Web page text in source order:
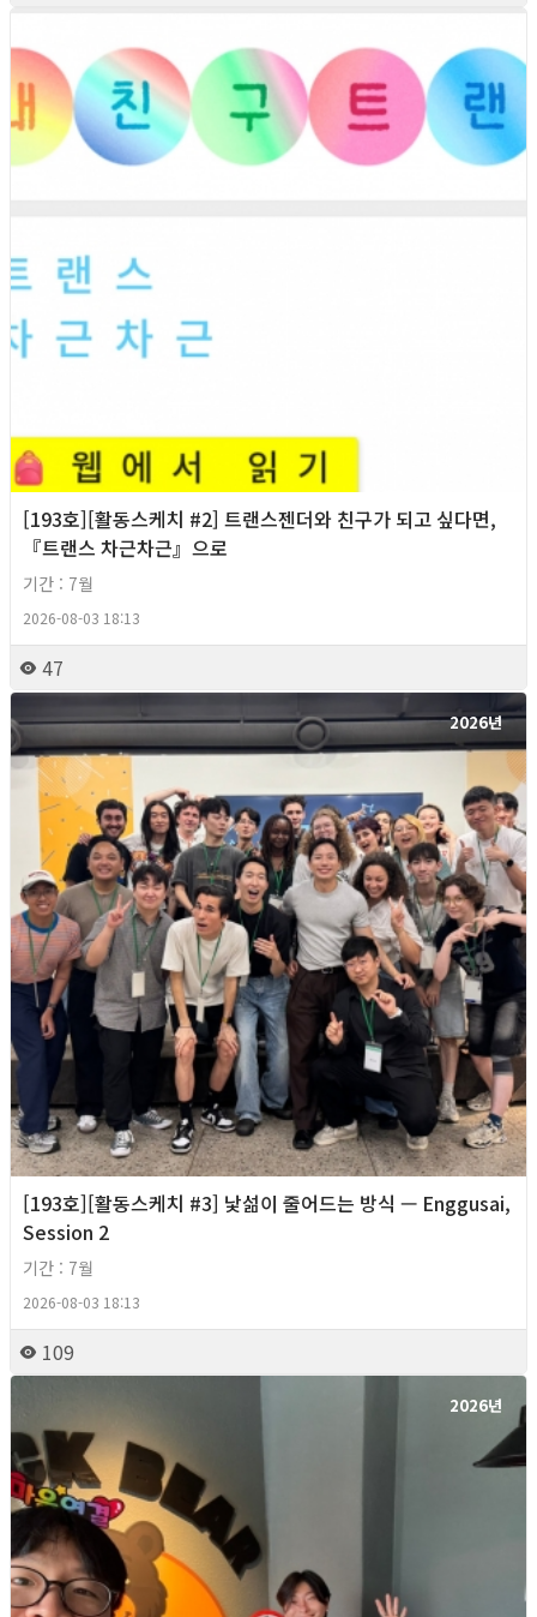
[193호][활동스케치 #2] 트랜스젠더와 친구가 되고 싶다면,
『트랜스 차근차근』으로
기간 : 7월
2026-08-03 18:13
47
2026년
[193호][활동스케치 #3] 낯섦이 줄어드는 방식 — Enggusai,
Session 2
기간 : 7월
2026-08-03 18:13
109
2026년